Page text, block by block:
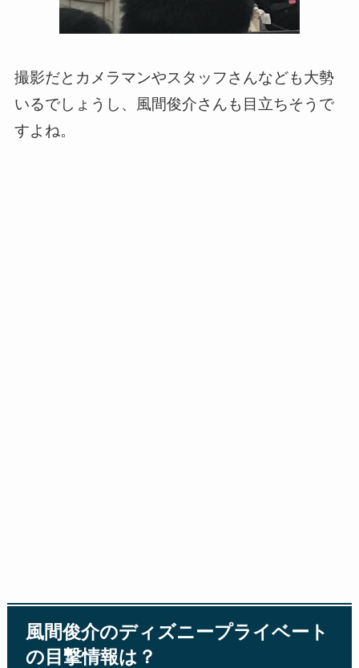
撮影だとカメラマンやスタッフさんなども大勢
いるでしょうし、風間俊介さんも目立ちそうで
すよね。
風間俊介のディズニープライベート
の目撃情報は？